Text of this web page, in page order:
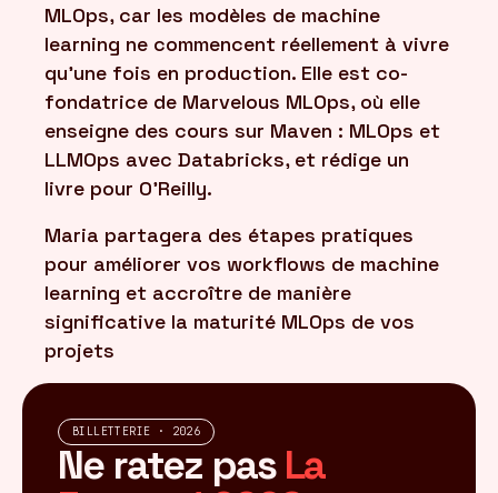
MLOps, car les modèles de machine
learning ne commencent réellement à vivre
qu’une fois en production. Elle est co-
fondatrice de Marvelous MLOps, où elle
enseigne des cours sur Maven : MLOps et
LLMOps avec Databricks, et rédige un
livre pour O’Reilly.
Maria partagera des étapes pratiques
pour améliorer vos workflows de machine
learning et accroître de manière
significative la maturité MLOps de vos
projets
BILLETTERIE · 2026
Ne ratez pas La